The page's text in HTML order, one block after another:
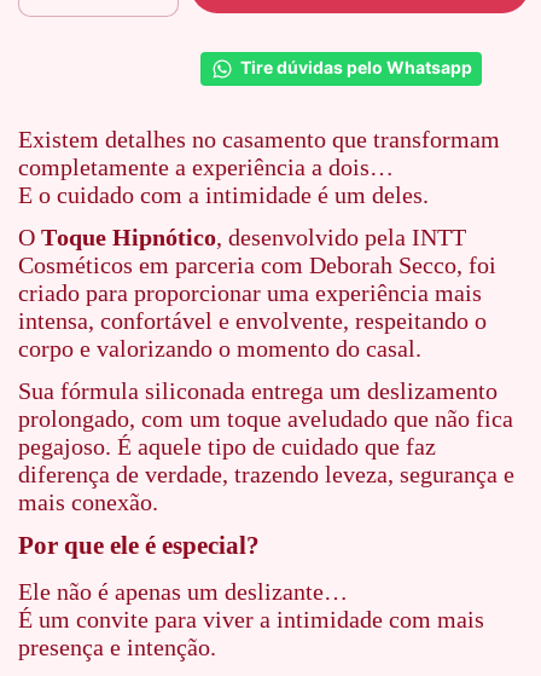
Tire dúvidas pelo Whatsapp
Existem detalhes no casamento que transformam
completamente a experiência a dois…
E o cuidado com a intimidade é um deles.
O Toque Hipnótico, desenvolvido pela INTT
Cosméticos em parceria com Deborah Secco, foi
criado para proporcionar uma experiência mais
intensa, confortável e envolvente, respeitando o
corpo e valorizando o momento do casal.
Sua fórmula siliconada entrega um deslizamento
prolongado, com um toque aveludado que não fica
pegajoso. É aquele tipo de cuidado que faz
diferença de verdade, trazendo leveza, segurança e
mais conexão.
Por que ele é especial?
Ele não é apenas um deslizante…
É um convite para viver a intimidade com mais
presença e intenção.